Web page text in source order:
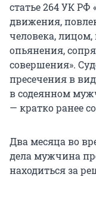
статье 264 УК
движения,
человека,
опьянения,
совершения».
пресечения в
в содеянном
— кратко ранее
Два месяца во
дела мужчина
находиться за